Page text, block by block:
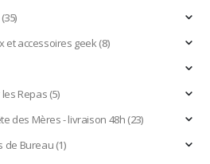
(35)
et accessoires geek(8)
Repas(5)
des Mères - livraison 48h(23)
de Bureau(1)